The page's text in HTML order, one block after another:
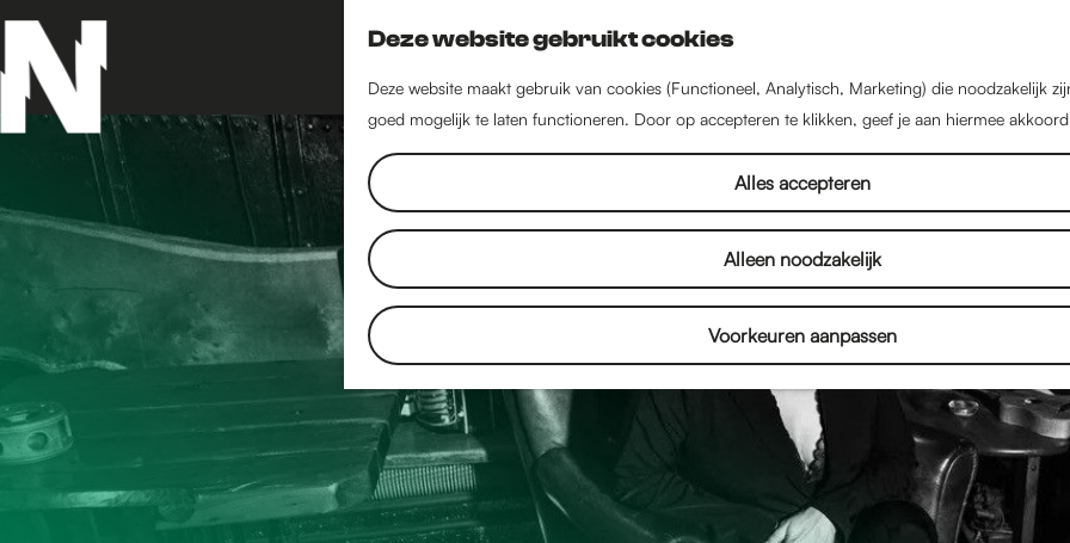
Deze website gebruikt cookies
Deze website maakt gebruik van cookies (Functioneel, Analytisch, Marketing) die noodzakelijk
goed mogelijk te laten functioneren. Door op accepteren te klikken, geef je aan hiermee
Alles accepteren
Alleen noodzakelijk
Voorkeuren aanpassen